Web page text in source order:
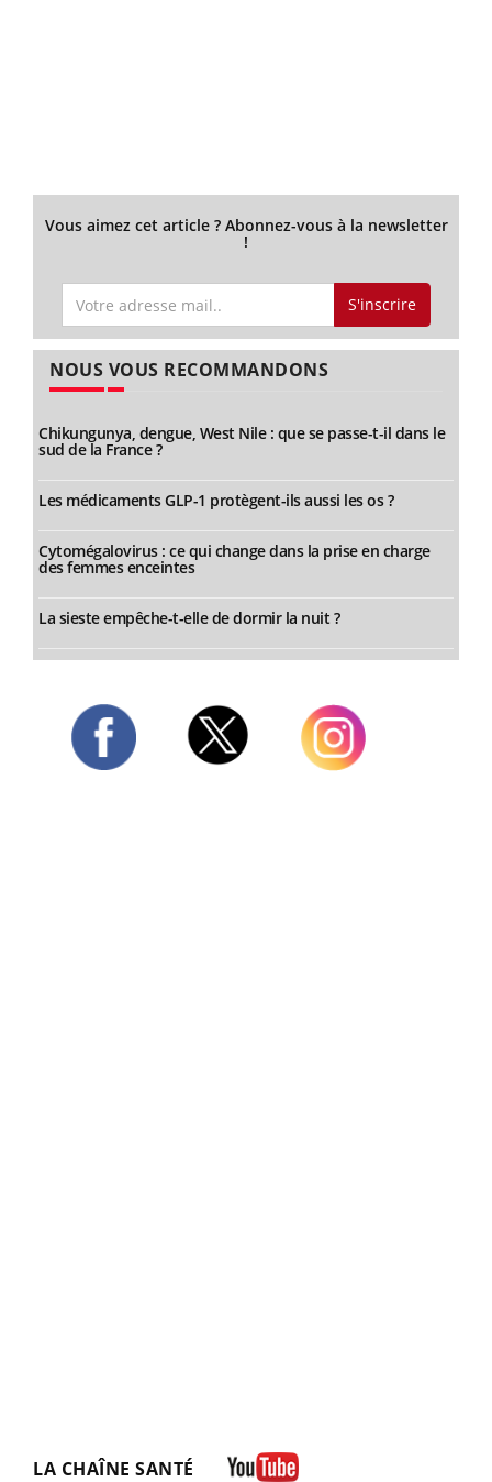
Vous aimez cet article ? Abonnez-vous à la newsletter
!
S'inscrire
NOUS VOUS RECOMMANDONS
Chikungunya, dengue, West Nile : que se passe-t-il dans le
sud de la France ?
Les médicaments GLP-1 protègent-ils aussi les os ?
Cytomégalovirus : ce qui change dans la prise en charge
des femmes enceintes
La sieste empêche-t-elle de dormir la nuit ?
LA CHAÎNE SANTÉ